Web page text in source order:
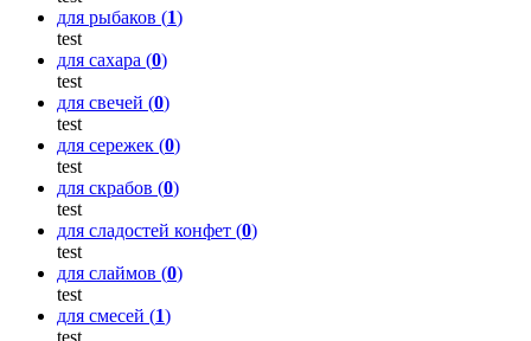
для рыбаков (1)
test
для сахара (0)
test
для свечей (0)
test
для сережек (0)
test
для скрабов (0)
test
для сладостей конфет (0)
test
для слаймов (0)
test
для смесей (1)
test